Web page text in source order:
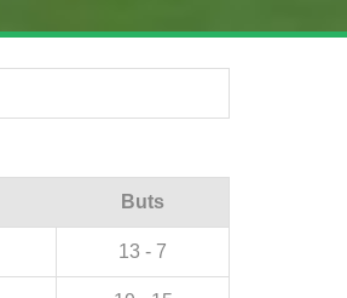
Buts
13 - 7